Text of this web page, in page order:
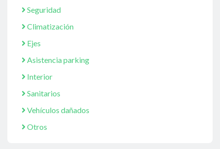
Seguridad
Climatización
Ejes
Asistencia parking
Interior
Sanitarios
Vehículos dañados
Otros